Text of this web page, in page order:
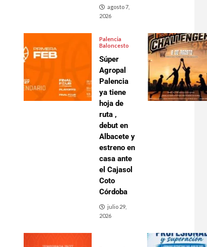
agosto 7,
2026
Palencia
Baloncesto
Súper
Agropal
Palencia
ya tiene
hoja de
ruta ,
debut en
Albacete y
estreno en
casa ante
el Cajasol
Coto
Córdoba
julio 29,
2026